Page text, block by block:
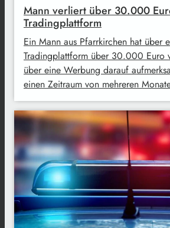
Mann verliert über 30.000
Tradingplattform
Ein Mann aus Pfarrkirchen hat über
Tradingplattform über 30.000 Euro
über eine Werbung darauf
einen Zeitraum von mehreren